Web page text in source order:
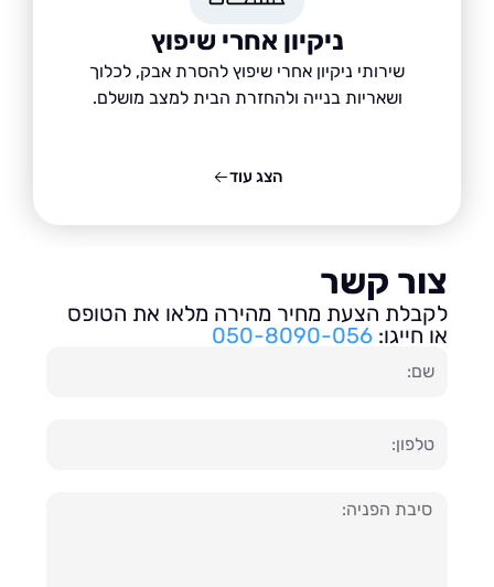
ניקיון אחרי שיפוץ
שירותי ניקיון אחרי שיפוץ להסרת אבק, לכלוך
ושאריות בנייה ולהחזרת הבית למצב מושלם.
קשר
הצעת מחיר מהירה מלאו את הטופס
חייגו:050-8090-056